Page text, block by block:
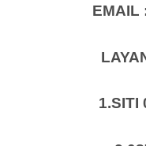
EMAIL
1.SITI